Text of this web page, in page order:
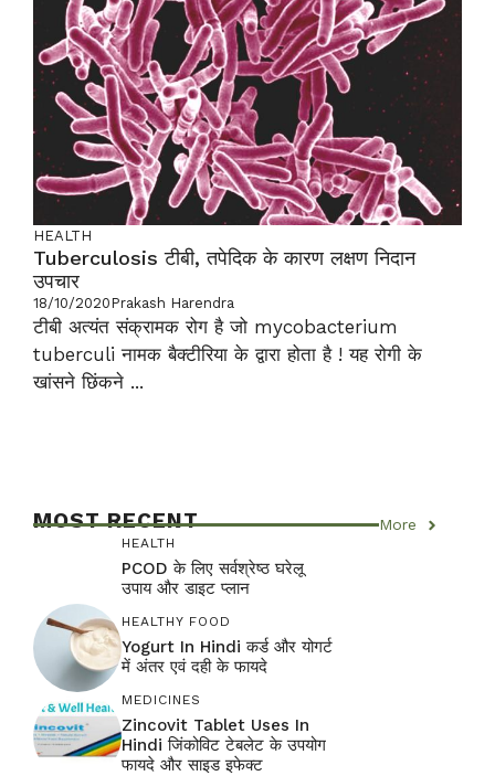
HEALTH
Tuberculosis टीबी, तपेदिक के कारण लक्षण निदान
उपचार
18/10/2020Prakash Harendra
टीबी अत्यंत संक्रामक रोग है जो mycobacterium
tuberculi नामक बैक्टीरिया के द्वारा होता है ! यह रोगी के
खांसने छिंकने ...
MOST RECENT More
HEALTH
PCOD के लिए सर्वश्रेष्ठ घरेलू
उपाय और डाइट प्लान
HEALTHY FOOD
Yogurt In Hindi कर्ड और योगर्ट
में अंतर एवं दही के फायदे
MEDICINES
Zincovit Tablet Uses In
Hindi जिंकोविट टेबलेट के उपयोग
फायदे और साइड इफेक्ट